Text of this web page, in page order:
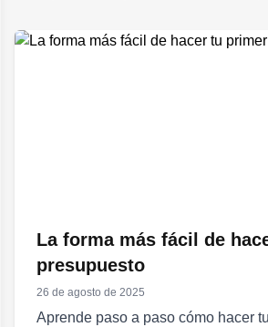
La forma más fácil de
presupuesto
26 de agosto de 2025
Aprende paso a paso cómo hacer